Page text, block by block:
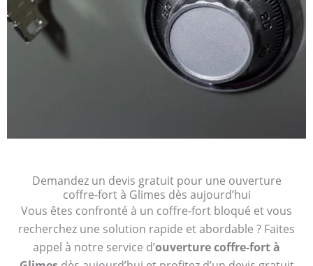
Demandez un devis gratuit pour une ouverture
coffre-fort à Glimes dès aujourd’hui
Vous êtes confronté à un coffre-fort bloqué et vous
recherchez une solution rapide et abordable ? Faites
appel à notre service d’ouverture coffre-fort à